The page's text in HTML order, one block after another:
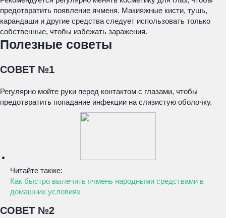
предотвратить появление ячменя. Макияжные кисти, тушь,
карандаши и другие средства следует использовать только
собственные, чтобы избежать заражения.
Полезные советы
СОВЕТ №1
Регулярно мойте руки перед контактом с глазами, чтобы
предотвратить попадание инфекции на слизистую оболочку.
Читайте также:
Как быстро вылечить ячмень народными средствами в
домашних условиях
СОВЕТ №2